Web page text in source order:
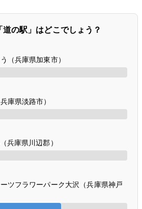
の駅」はどこでしょう？
（兵庫県加東市）
庫県淡路市）
兵庫県川辺郡）
ツフラワーパーク大沢（兵庫県神戸